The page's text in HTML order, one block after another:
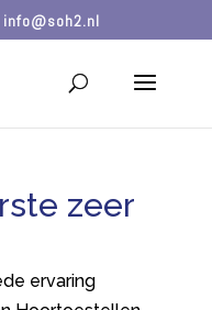
info@soh2.nl
zeer
ervaring